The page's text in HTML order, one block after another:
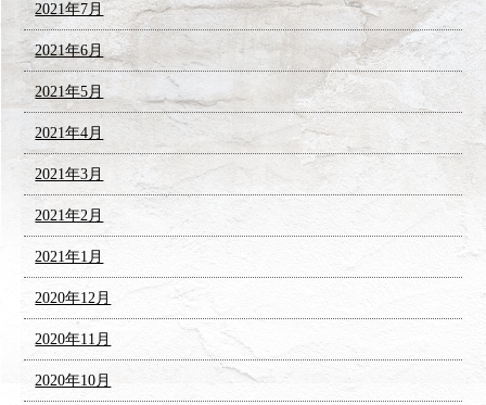
2021年7月
2021年6月
2021年5月
2021年4月
2021年3月
2021年2月
2021年1月
2020年12月
2020年11月
2020年10月